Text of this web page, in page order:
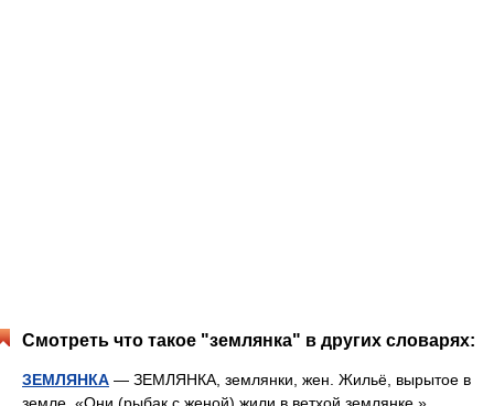
Смотреть что такое "землянка" в других словарях:
ЗЕМЛЯНКА — ЗЕМЛЯНКА, землянки, жен. Жильё, вырытое в